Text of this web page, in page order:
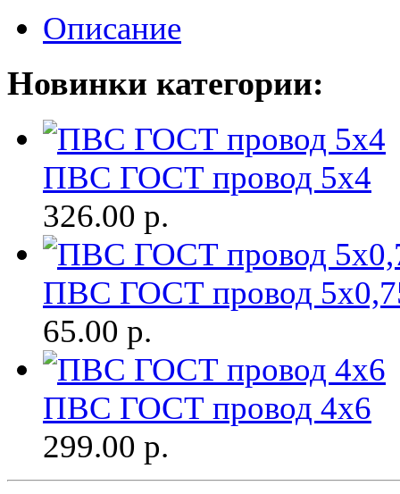
Описание
Новинки категории:
ПВС ГОСТ провод 5х4
326.00 р.
ПВС ГОСТ провод
65.00 р.
ПВС ГОСТ провод 4х6
299.00 р.